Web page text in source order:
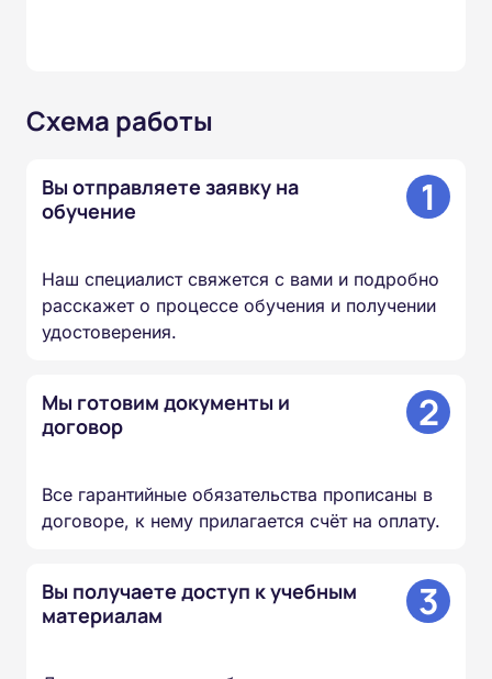
Схема работы
Вы отправляете заявку на
обучение
1
Наш специалист свяжется с вами и подробно
расскажет о процессе обучения и получении
удостоверения.
Мы готовим документы и
договор
2
Все гарантийные обязательства прописаны в
договоре, к нему прилагается счёт на оплату.
Вы получаете доступ к учебным
материалам
3